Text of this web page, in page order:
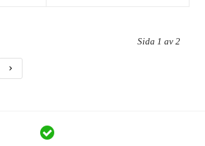
Sida 1 av 2